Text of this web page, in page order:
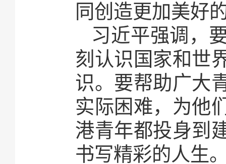
同创造更加美好
习近平强调，
刻认识国家和世
识。要帮助广大
实际困难，为他
港青年都投身到
书写精彩的人生